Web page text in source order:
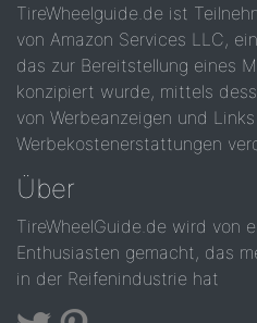
TireWheelguide.de ist
von Amazon Services LLC,
das zur Bereitstellung eines
konzipiert wurde, mittels
von Werbeanzeigen und
Werbekostenerstattungen
Über
TireWheelGuide.de wird von
Enthusiasten gemacht, das
in der Reifenindustrie hat